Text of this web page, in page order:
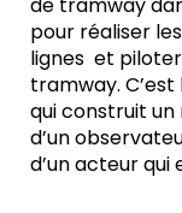
pour réaliser
lignes et
tramway.
qui construit
d’un
d’un acteur qui